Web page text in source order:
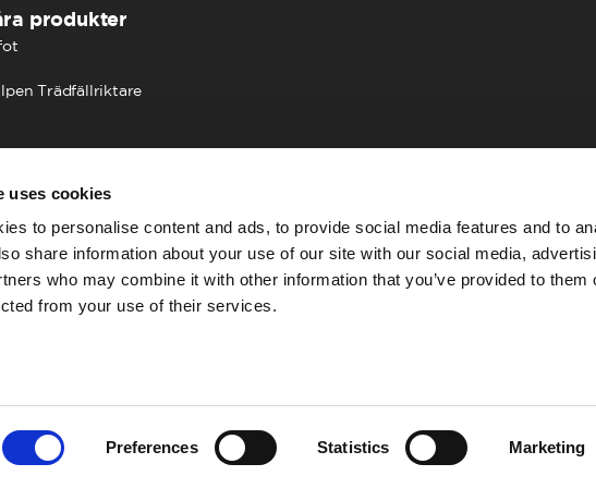
uses cookies
to personalise content and ads, to provide social media features and to
share information about your use of our site with our social media,
who may combine it with other information that you’ve provided to them
from your use of their services.
Preferences Statistics Marketing
produkter
Trädfällriktare